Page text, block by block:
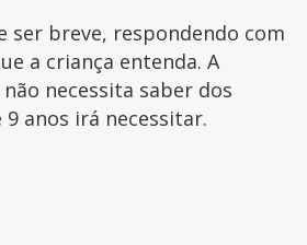
ser breve, respondendo com
a criança entenda. A
necessita saber dos
anos irá necessitar.